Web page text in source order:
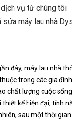
vụ từ chúng tôi
sửa máy lau nhà
đây, máy lau nhà
trong các gia
chất lượng cuộc
thiết kế hiện đại, tính
sau một thời